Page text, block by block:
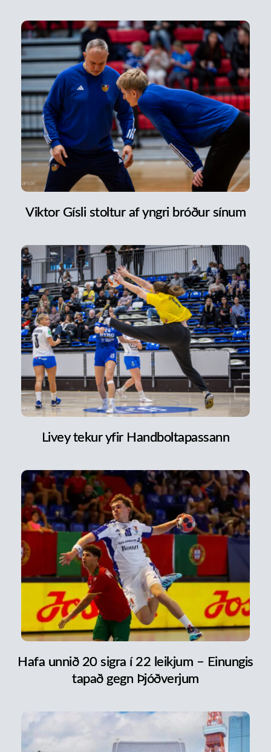
Viktor Gísli stoltur af yngri bróður sínum
Livey tekur yfir Handboltapassann
Hafa unnið 20 sigra í 22 leikjum – Einungis
tapað gegn Þjóðverjum